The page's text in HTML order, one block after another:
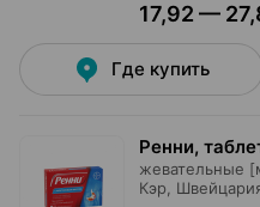
17,92 —
Где купить
Ренни,
жевательные
Кэр ,